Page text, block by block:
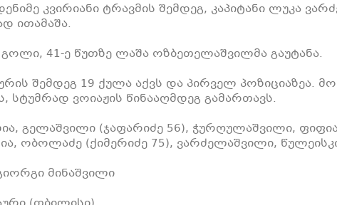
კვირიანი ტრავმის შემდეგ, კაპიტანი ლუკა
ითამაშა.
41-ე წუთზე ლაშა ოზბეთელაშვილმა გაუტანა.
შემდეგ 19 ქულა აქვს და პირველ პოზიციაზეა.
სტუმრად ვოიაჟის წინააღმდეგ გამართავს.
გელაშვილი (ჯაფარიძე 56), ჭურღულაშვილი,
ობოლაძე (ქიმერიძე 75), ვარძელაშვილი,
მინაშვილი